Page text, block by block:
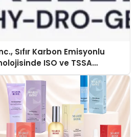
Sıfır Karbon Emisyonlu
ISO ve TSSA
Aldı